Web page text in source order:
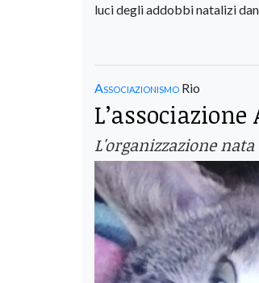
luci degli addobbi natalizi
Associazionismo Rio
L'organizzazione